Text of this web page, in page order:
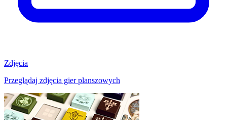
Zdjęcia
Przeglądaj zdjęcia gier planszowych